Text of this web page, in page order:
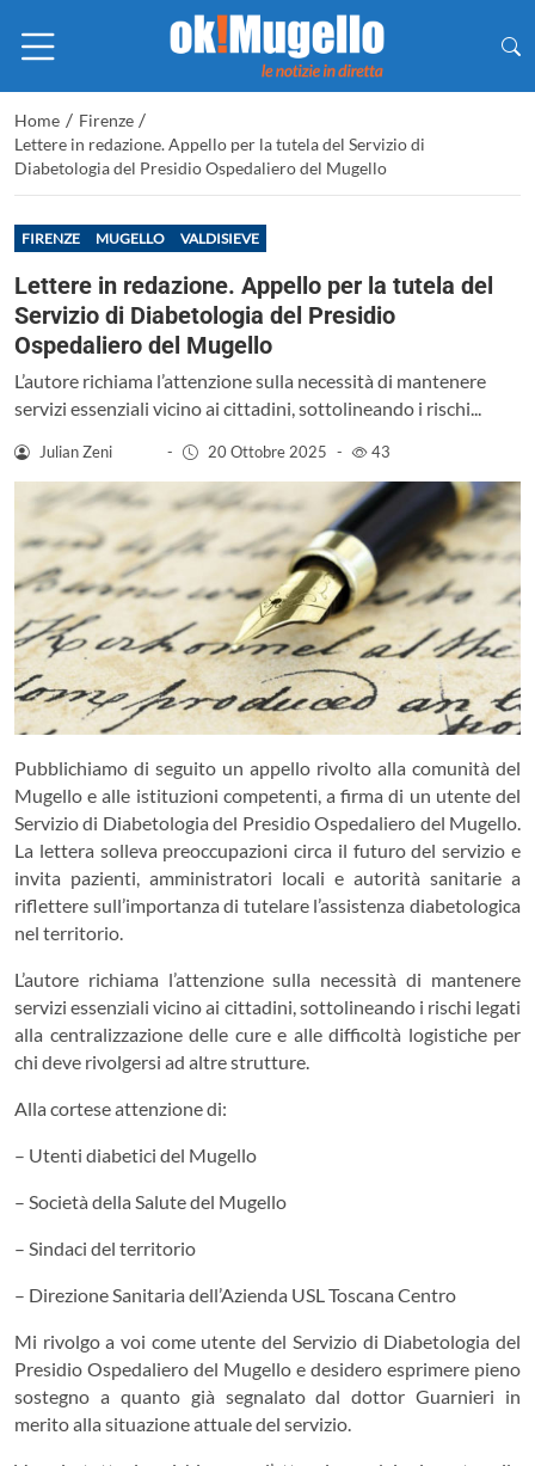
Home / Firenze /
Lettere in redazione. Appello per la tutela del Servizio di
Diabetologia del Presidio Ospedaliero del Mugello
FIRENZE MUGELLO VALDISIEVE
Lettere in redazione. Appello per la tutela del
Servizio di Diabetologia del Presidio
Ospedaliero del Mugello
L’autore richiama l’attenzione sulla necessità di mantenere
servizi essenziali vicino ai cittadini, sottolineando i rischi...
Julian Zeni - 20 Ottobre 2025 - 43
Pubblichiamo di seguito un appello rivolto alla comunità del
Mugello e alle istituzioni competenti, a firma di un utente del
Servizio di Diabetologia del Presidio Ospedaliero del Mugello.
La lettera solleva preoccupazioni circa il futuro del servizio e
invita pazienti, amministratori locali e autorità sanitarie a
riflettere sull’importanza di tutelare l’assistenza diabetologica
nel territorio.
L’autore richiama l’attenzione sulla necessità di mantenere
servizi essenziali vicino ai cittadini, sottolineando i rischi legati
alla centralizzazione delle cure e alle difficoltà logistiche per
chi deve rivolgersi ad altre strutture.
Alla cortese attenzione di:
– Utenti diabetici del Mugello
– ⁠Società della Salute del Mugello
– ⁠Sindaci del territorio
– ⁠Direzione Sanitaria dell’Azienda USL Toscana Centro
Mi rivolgo a voi come utente del Servizio di Diabetologia del
Presidio Ospedaliero del Mugello e desidero esprimere pieno
sostegno a quanto già segnalato dal dottor Guarnieri in
merito alla situazione attuale del servizio.